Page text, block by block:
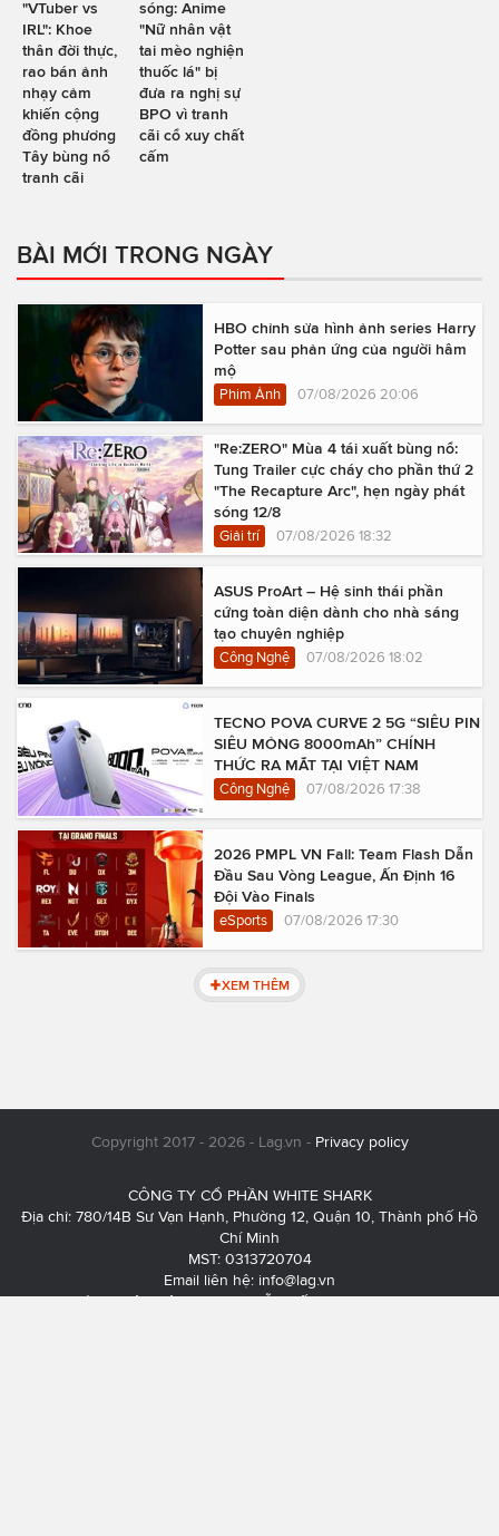
"VTuber vs
IRL": Khoe
thân đời thực,
rao bán ảnh
nhạy cảm
khiến cộng
đồng phương
Tây bùng nổ
tranh cãi
sóng: Anime
"Nữ nhân vật
tai mèo nghiện
thuốc lá" bị
đưa ra nghị sự
BPO vì tranh
cãi cổ xuy chất
cấm
BÀI MỚI TRONG NGÀY
HBO chỉnh sửa hình ảnh series Harry
Potter sau phản ứng của người hâm
mộ
Phim Ảnh 07/08/2026 20:06
"Re:ZERO" Mùa 4 tái xuất bùng nổ:
Tung Trailer cực cháy cho phần thứ 2
"The Recapture Arc", hẹn ngày phát
sóng 12/8
Giải trí 07/08/2026 18:32
ASUS ProArt – Hệ sinh thái phần
cứng toàn diện dành cho nhà sáng
tạo chuyên nghiệp
Công Nghệ 07/08/2026 18:02
TECNO POVA CURVE 2 5G “SIÊU PIN
SIÊU MỎNG 8000mAh” CHÍNH
THỨC RA MẮT TẠI VIỆT NAM
Công Nghệ 07/08/2026 17:38
2026 PMPL VN Fall: Team Flash Dẫn
Đầu Sau Vòng League, Ấn Định 16
Đội Vào Finals
eSports 07/08/2026 17:30
XEM THÊM
Copyright 2017 - 2026 - Lag.vn - Privacy policy
CÔNG TY CỔ PHẦN WHITE SHARK
Địa chỉ: 780/14B Sư Vạn Hạnh, Phường 12, Quận 10, Thành phố Hồ
Chí Minh
MST: 0313720704
Email liên hệ: info@lag.vn
Chịu trách nhiệm nội dung: Nguyễn Tiến Khoa - 077 261 5246